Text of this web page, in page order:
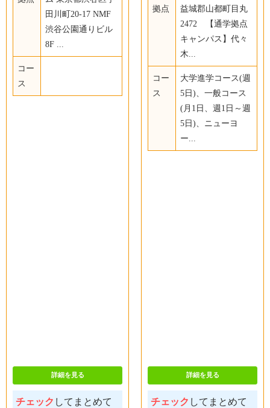
田川町20-17 NMF
渋谷公園通りビル
8F ...
コー
ス
詳細を見る
チェック してまとめて
拠点
益城郡山都町目丸
2472 【通学拠点
キャンパス】代々
木...
コー
ス
大学進学コース(週
5日)、一般コース
(月1日、週1日～週
5日)、ニューヨ
ー...
詳細を見る
チェック してまとめて